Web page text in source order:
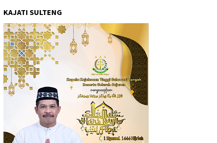
KAJATI SULTENG